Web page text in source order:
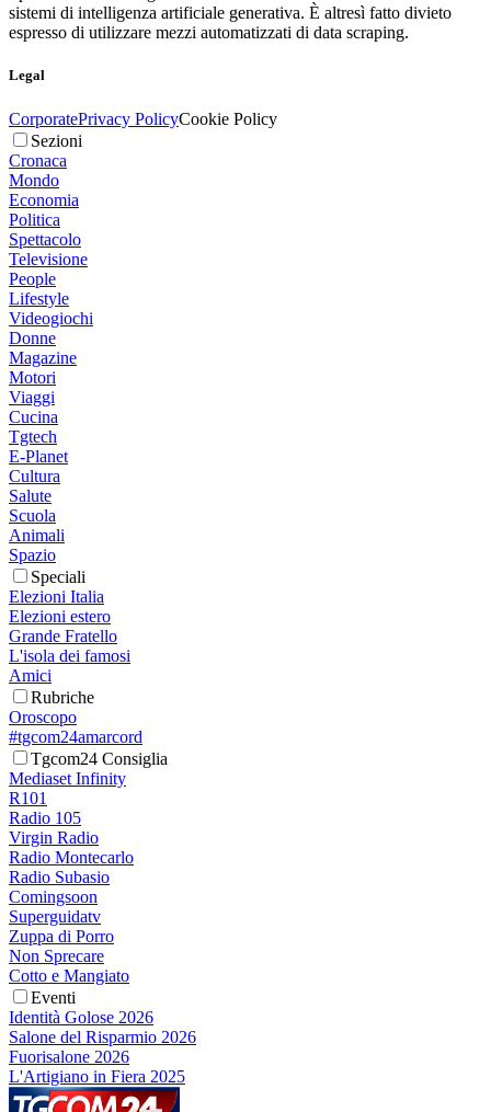
sistemi di intelligenza artificiale generativa. È altresì fatto divieto
espresso di utilizzare mezzi automatizzati di data scraping.
Legal
CorporatePrivacy PolicyCookie Policy
Sezioni
Cronaca
Mondo
Economia
Politica
Spettacolo
Televisione
People
Lifestyle
Videogiochi
Donne
Magazine
Motori
Viaggi
Cucina
Tgtech
E-Planet
Cultura
Salute
Scuola
Animali
Spazio
Speciali
Elezioni Italia
Elezioni estero
Grande Fratello
L'isola dei famosi
Amici
Rubriche
Oroscopo
#tgcom24amarcord
Tgcom24 Consiglia
Mediaset Infinity
R101
Radio 105
Virgin Radio
Radio Montecarlo
Radio Subasio
Comingsoon
Superguidatv
Zuppa di Porro
Non Sprecare
Cotto e Mangiato
Eventi
Identità Golose 2026
Salone del Risparmio 2026
Fuorisalone 2026
L'Artigiano in Fiera 2025